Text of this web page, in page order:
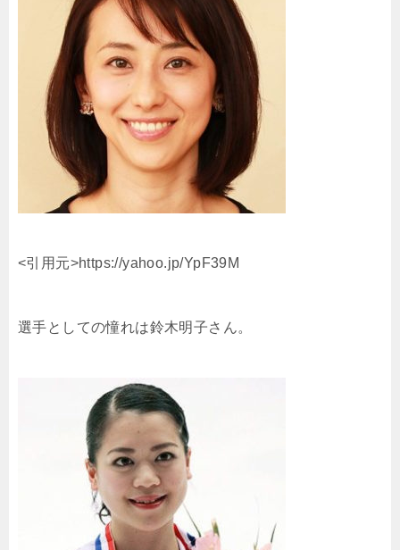
<引用元>https://yahoo.jp/YpF39M
選手としての憧れは鈴木明子さん。